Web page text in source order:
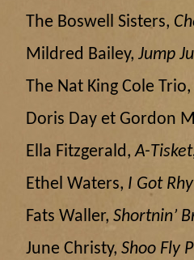
The Boswell Sisters,
Mildred Bailey, Jump
The Nat King Cole Trio,
Doris Day et Gordon
Ella Fitzgerald,A-
Ethel Waters, I Got
Fats Waller, Shortnin’
June Christy, Shoo Fly